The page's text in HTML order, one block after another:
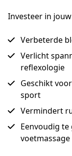
Investeer in
Verbeterde
Verlicht
reflexologie
Geschikt
sport
Vermindert
Eenvoudig